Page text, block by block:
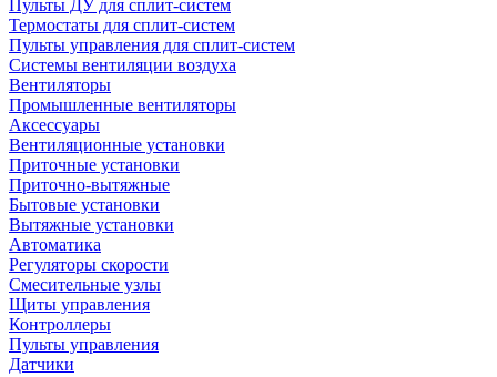
Пульты ДУ для сплит-систем
Термостаты для сплит-систем
Пульты управления для сплит-систем
Системы вентиляции воздуха
Вентиляторы
Промышленные вентиляторы
Аксессуары
Вентиляционные установки
Приточные установки
Приточно-вытяжные
Бытовые установки
Вытяжные установки
Автоматика
Регуляторы скорости
Смесительные узлы
Щиты управления
Контроллеры
Пульты управления
Датчики